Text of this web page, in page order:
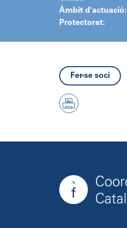
Àmbit d'actuació:
Protectorat:
Fer-se soci